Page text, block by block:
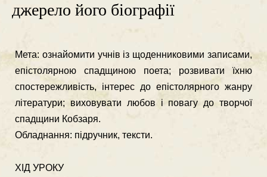
джерело його біографії
Мета: ознайомити учнів із щоденниковими записами,
епі­столярною спадщиною поета; розвивати їхню
спосте­режливість, інтерес до епістолярного жанру
літера­тури; виховувати любов і повагу до творчої
спадщи­ни Кобзаря.
Обладнання: підручник, тексти.
ХІД УРОКУ